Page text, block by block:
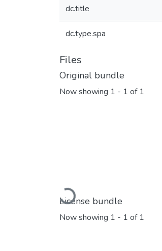
dc.title
dc.type.spa
Files
Original bundle
Now showing 1 - 1 of 1
Loading...
License bundle
Now showing 1 - 1 of 1